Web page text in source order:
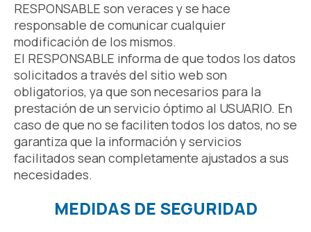
RESPONSABLE son veraces y se hace
responsable de comunicar cualquier
modificación de los mismos.
El RESPONSABLE informa de que todos los datos
solicitados a través del sitio web son
obligatorios, ya que son necesarios para la
prestación de un servicio óptimo al USUARIO. En
caso de que no se faciliten todos los datos, no se
garantiza que la información y servicios
facilitados sean completamente ajustados a sus
necesidades.
MEDIDAS DE SEGURIDAD